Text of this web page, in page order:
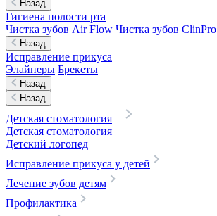
Назад
Гигиена полости рта
Чистка зубов Air Flow Чистка зубов ClinPro
Назад
Исправление прикуса
Элайнеры Брекеты
Назад
Назад
Детская стоматология
Детская стоматология
Детский логопед
Исправление прикуса у детей
Лечение зубов детям
Профилактика